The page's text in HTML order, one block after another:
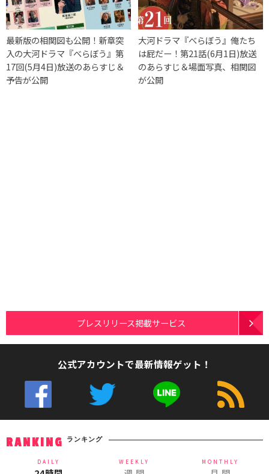
最新版の相関図も公開！新章突
入の大河ドラマ『べらぼう』第
17回(5月4日)放送のあらすじ＆
予告が公開
大河ドラマ『べらぼう』俺たち
は屁だー！第21話(6月1日)放送
のあらすじ＆場面写真、相関図
が公開
プレスリリース掲載サービス
公式アカウントで最新情報ゲット！
RANKING ランキング
DAILY WEEKLY MONTHLY